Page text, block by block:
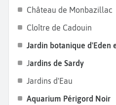
Château de Monbazillac​
Cloître de Cadouin​
Jardin botanique d'Eden
Jardins de Sardy​
Jardins d'Eau​
Aquarium Périgord Noir